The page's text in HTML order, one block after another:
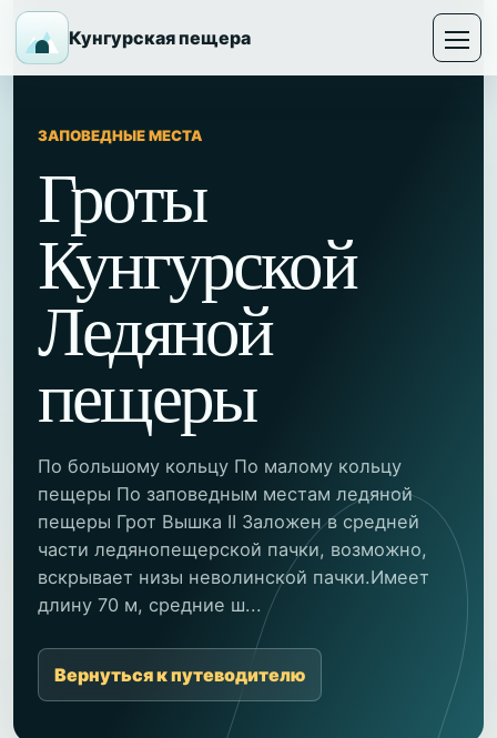
Кунгурская пещера
ЗАПОВЕДНЫЕ МЕСТА
Гроты
Кунгурской
Ледяной
пещеры
По большому кольцу По малому кольцу
пещеры По заповедным местам ледяной
пещеры Грот Вышка II Заложен в средней
части ледянопещерской пачки, возможно,
вскрывает низы неволинской пачки.Имеет
длину 70 м, средние ш...
Вернуться к путеводителю